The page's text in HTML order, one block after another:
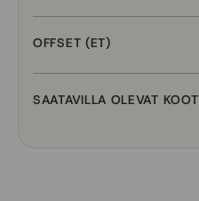
OFFSET (ET)
SAATAVILLA OLEVAT KOOT